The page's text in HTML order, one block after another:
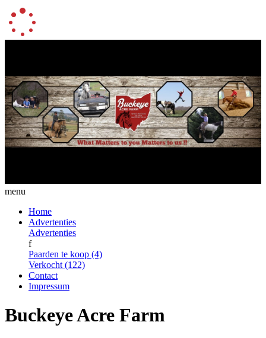
menu
Home
Advertenties
Advertenties
f
Paarden te koop (4)
Verkocht (122)
Contact
Impressum
Buckeye Acre Farm